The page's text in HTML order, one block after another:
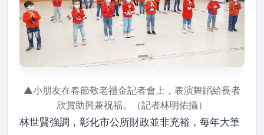
▲小朋友在春節敬老禮金記者會上 ， 表演舞蹈給長者
欣賞助興兼祝福。（記者林明佑攝）
林世賢強調，彰化市公所財政並非充裕，每年大筆